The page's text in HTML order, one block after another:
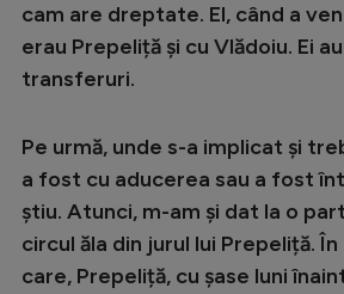
cam are dreptate. El, când a
erau Prepeliță și cu Vlădoiu. Ei
transferuri.
Pe urmă, unde s-a implicat și
a fost cu aducerea sau a fost
știu. Atunci, m-am și dat la o
circul ăla din jurul lui Prepeliță.
care, Prepeliță, cu șase luni